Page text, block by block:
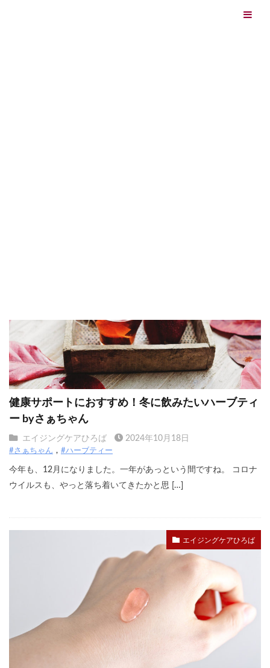
健康サポートにおすすめ！冬に飲みたいハーブティ
ー byさぁちゃん
エイジングケアひろば 2024年10月18日
#さぁちゃん #ハーブティー
今年も、12月になりました。一年があっという間ですね。 コロナ
ウイルスも、やっと落ち着いてきたかと思 […]
エイジングケアひろば